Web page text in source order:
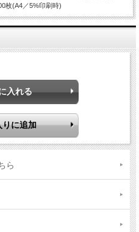
枚(A4／5%印刷時)
ら